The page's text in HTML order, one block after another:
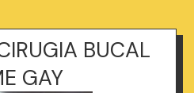
BUCAL
GAY